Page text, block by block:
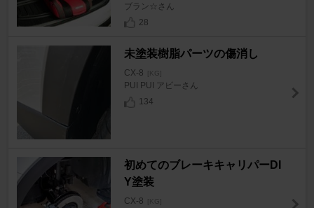
ブラン☆さん
28
未塗装樹脂パーツの傷消し
CX-8 [KG]
PUI PUI アビーさん
134
初めてのブレーキキャリパーDI
Y塗装
CX-8 [KG]